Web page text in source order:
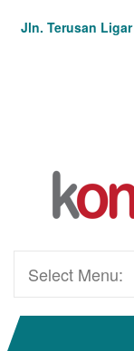
Jln. Terusan
Select Menu: